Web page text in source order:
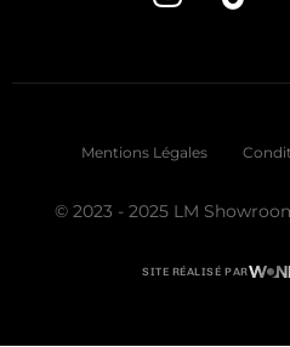
Mentions Légales
© 2023 - 2025 LM
SITE RÉALISÉ PAR